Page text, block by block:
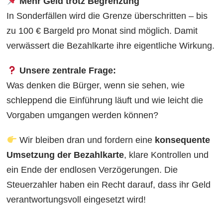
In Sonderfällen wird die Grenze überschritten – bis
zu 100 € Bargeld pro Monat sind möglich. Damit
verwässert die Bezahlkarte ihre eigentliche Wirkung.
Unsere zentrale Frage:
Was denken die Bürger, wenn sie sehen, wie
schleppend die Einführung läuft und wie leicht die
Vorgaben umgangen werden können?
Wir bleiben dran und fordern eine konsequente
Umsetzung der Bezahlkarte, klare Kontrollen und
ein Ende der endlosen Verzögerungen. Die
Steuerzahler haben ein Recht darauf, dass ihr Geld
verantwortungsvoll eingesetzt wird!